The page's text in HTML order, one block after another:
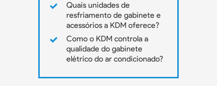
Quais unidades de
resfriamento de gabinete e
acessórios a KDM oferece?
Como o KDM controla a
qualidade do gabinete
elétrico do ar condicionado?